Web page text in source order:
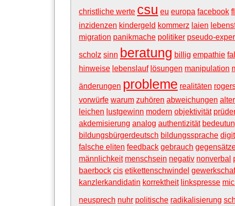
christliche werte csu eu europa facebook
inzidenzen kindergeld kommerz laien
migration panikmache politiker pseudo-
scholz sinn beratung billig empathie
hinweise lebenslauf lösungen manipulation
änderungen probleme realitäten
vorwürfe warum zuhören abweichungen
leichen lustgewinn modern objektivität
akdemisierung analog authentizität
bildungsbürgerdeutsch bildungssprache
falsche eliten feedback gebrauch
männlichkeit menschsein negativ nonverbal
baerbock cis etikettenschwindel
kanzlerkandidatin korrektheit linkspresse
neusprech nuhr politische radikalisierung